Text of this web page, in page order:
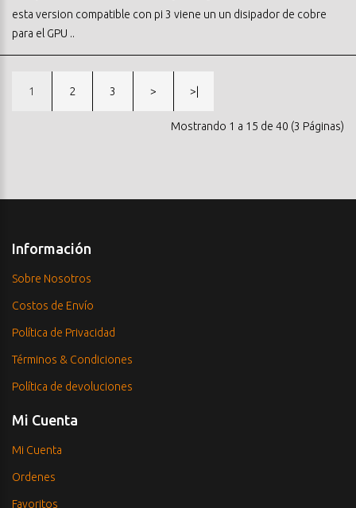
esta version compatible con pi 3 viene un un disipador de cobre
para el GPU ..
1 2 3 > >|
Mostrando 1 a 15 de 40 (3 Páginas)
Información
Sobre Nosotros
Costos de Envío
Política de Privacidad
Términos & Condiciones
Política de devoluciones
Mi Cuenta
Mi Cuenta
Ordenes
Favoritos